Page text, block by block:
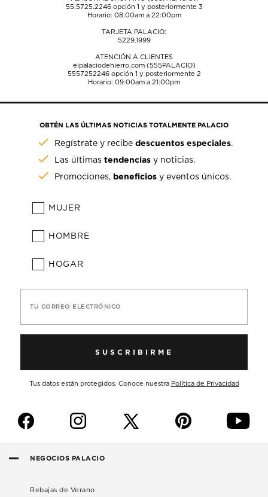
55.5725.2246opción 1 y posteriormente 3
Horario: 08:00am a 22:00pm
TARJETA PALACIO:
5229.1999
ATENCIÓN A CLIENTES
elpalaciodehierro.com (555PALACIO)
5557252246opción 1 y posteriormente 2
Horario: 09:00am a 21:00pm
OBTÉN LAS ÚLTIMAS NOTICIAS TOTALMENTE PALACIO
Regístrate y recibedescuentos especiales.
Las últimastendencias y noticias.
Promociones, beneficios y eventos únicos.
MUJER
HOMBRE
HOGAR
TU CORREO ELECTRÓNICO
SUSCRIBIRME
Tus datos están protegidos. Conoce nuestra Política de Privacidad
f i p y
NEGOCIOS PALACIO
Rebajas de Verano